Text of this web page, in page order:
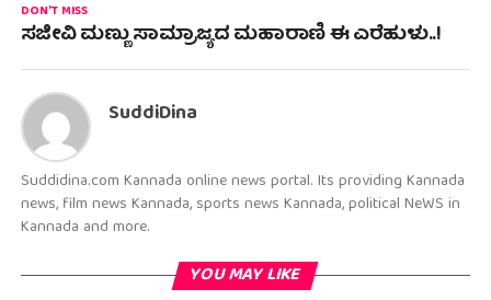
DON'T MISS
ಸಜೀವಿ ಮಣ್ಣು ಸಾಮ್ರಾಜ್ಯದ ಮಹಾರಾಣಿ ಈ ಎರೆಹುಳು..!
SuddiDina
Suddidina.com Kannada online news portal. Its providing Kannada
news, film news Kannada, sports news Kannada, political NeWS in
Kannada and more.
YOU MAY LIKE